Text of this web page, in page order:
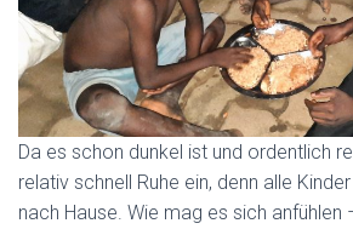
Da es schon dunkel ist und ordentlich
relativ schnell Ruhe ein, denn alle
nach Hause. Wie mag es sich anfühlen